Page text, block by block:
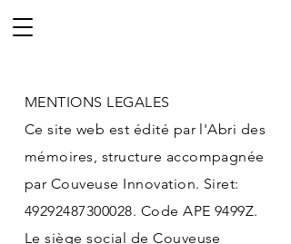
MENTIONS LEGALES
Ce site web est édité par l'Abri des
mémoires, structure accompagnée
par Couveuse Innovation. Siret:
49292487300028. Code APE 9499Z.
Le siège social de Couveuse